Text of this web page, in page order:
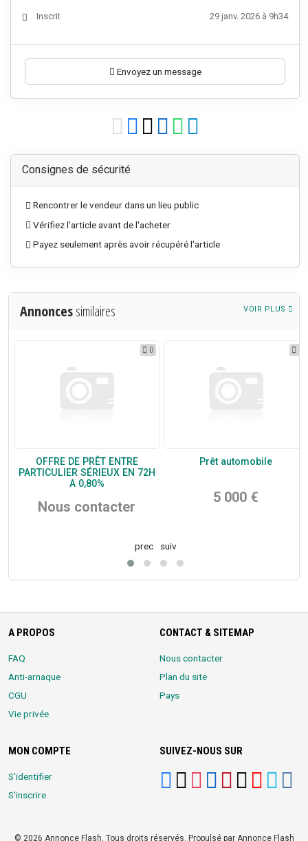
Inscrit 29 janv. 2026 à 9h34
Envoyez un message
Consignes de sécurité
Rencontrer le vendeur dans un lieu public
Vérifiez l'article avant de l'acheter
Payez seulement après avoir récupéré l'article
Annoncessimilaires VOIR PLUS
0
OFFRE DE PRÊT ENTRE
PARTICULIER SÉRIEUX EN 72H
A 0,80%
Nous contacter
Prêt automobile
5 000 €
prec suiv
A PROPOS
FAQ
Anti-arnaque
CGU
Vie privée
CONTACT & SITEMAP
Nous contacter
Plan du site
Pays
MON COMPTE
S'identifier
S'inscrire
SUIVEZ-NOUS SUR
© 2026 Annonce Flash. Tous droits réservés. Propulsé par Annonce Flash